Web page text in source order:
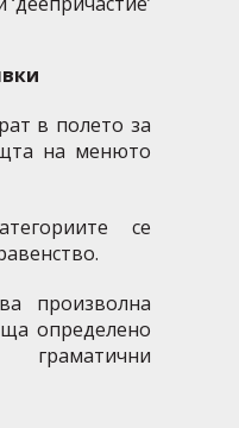
в полето за
на менюто
се
произволна
определено